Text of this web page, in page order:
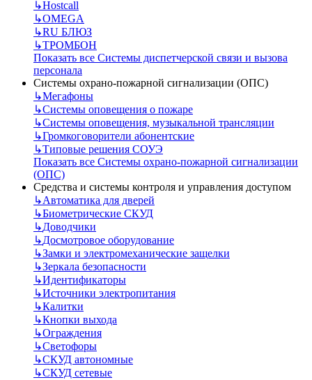
↳Hostcall
↳OMEGA
↳RU БЛЮЗ
↳ТРОМБОН
Показать все Системы диспетчерской связи и вызова
персонала
Системы охрано-пожарной сигнализации (ОПС)
↳Мегафоны
↳Системы оповещения о пожаре
↳Системы оповещения, музыкальной трансляции
↳Громкоговорители абонентские
↳Типовые решения СОУЭ
Показать все Системы охрано-пожарной сигнализации
(ОПС)
Средства и системы контроля и управления доступом
↳Автоматика для дверей
↳Биометрические СКУД
↳Доводчики
↳Досмотровое оборудование
↳Замки и электромеханические защелки
↳Зеркала безопасности
↳Идентификаторы
↳Источники электропитания
↳Калитки
↳Кнопки выхода
↳Ограждения
↳Светофоры
↳СКУД автономные
↳СКУД сетевые